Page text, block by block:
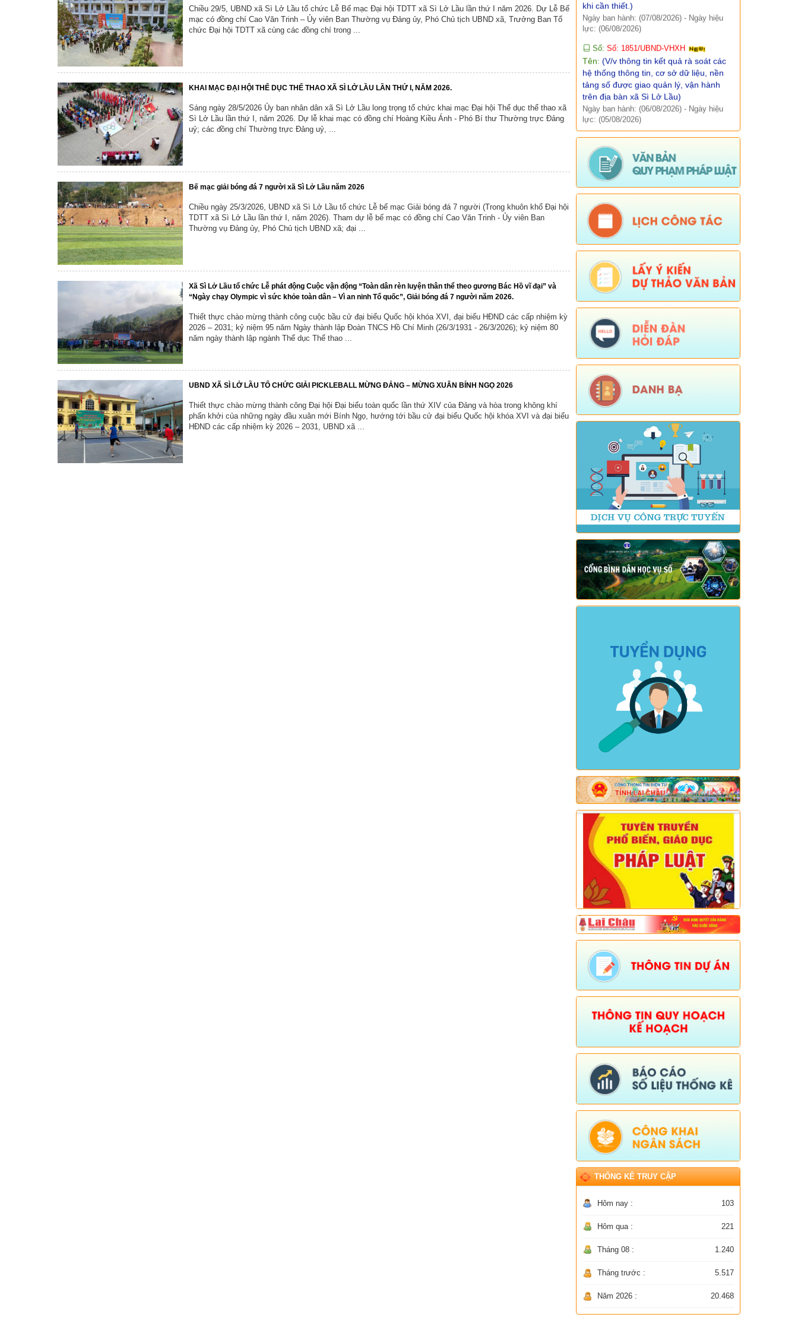
Tổ chức khác
Ban xây dựng đảng
Người tốt , việc tốt
Hoạt động của HĐND xã
Hoạt động của UBND xã
Chuyển đổi số và bình dân học vụ số
Thể thao
Chương trình công tác, giấy mời
UBND xã
UBND tỉnh Lai Châu
Chứng khoán Báo cáo, số liệu thống kê
Văn bản quy phạm pháp luật
Lịch công tác
Kết quả chương trình, đề tài khoa học
Chiều 29/5, UBND xã Sì Lở Lầu tổ chức Lễ Bế mạc Đại hội TDTT xã Sì Lở Lầu lần thứ I năm 2026. Dự Lễ Bế
mạc có đồng chí Cao Văn Trinh – Ủy viên Ban Thường vụ Đảng ủy, Phó Chủ tịch UBND xã, Trưởng Ban Tổ
chức Đại hội TDTT xã cùng các đồng chí trong ...
KHAI MẠC ĐẠI HỘI THỂ DỤC THỂ THAO XÃ SÌ LỞ LẦU LẦN THỨ I, NĂM 2026.
Sáng ngày 28/5/2026 Ủy ban nhân dân xã Sì Lở Lầu long trọng tổ chức khai mạc Đại hội Thể dục thể thao xã
Sì Lở Lầu lần thứ I, năm 2026. Dự lễ khai mạc có đồng chí Hoàng Kiều Ánh - Phó Bí thư Thường trực Đảng
uỷ; các đồng chí Thường trực Đảng uỷ, ...
Bế mạc giải bóng đá 7 người xã Sì Lở Lầu năm 2026
Chiều ngày 25/3/2026, UBND xã Sì Lở Lầu tổ chức Lễ bế mạc Giải bóng đá 7 người (Trong khuôn khổ Đại hội
TDTT xã Sì Lở Lầu lần thứ I, năm 2026). Tham dự lễ bế mạc có đồng chí Cao Văn Trinh - Ủy viên Ban
Thường vụ Đảng ủy, Phó Chủ tịch UBND xã; đại ...
Xã Sì Lở Lầu tổ chức Lễ phát động Cuộc vận động “Toàn dân rèn luyện thân thể theo gương Bác Hồ vĩ đại” và
“Ngày chạy Olympic vì sức khỏe toàn dân – Vì an ninh Tổ quốc”, Giải bóng đá 7 người năm 2026.
Thiết thực chào mừng thành công cuộc bầu cử đại biểu Quốc hội khóa XVI, đại biểu HĐND các cấp nhiệm kỳ
2026 – 2031; kỷ niệm 95 năm Ngày thành lập Đoàn TNCS Hồ Chí Minh (26/3/1931 - 26/3/2026); kỷ niệm 80
năm ngày thành lập ngành Thể dục Thể thao ...
UBND XÃ SÌ LỞ LẦU TỔ CHỨC GIẢI PICKLEBALL MỪNG ĐẢNG – MỪNG XUÂN BÍNH NGỌ 2026
Thiết thực chào mừng thành công Đại hội Đại biểu toàn quốc lần thứ XIV của Đảng và hòa trong không khí
phấn khởi của những ngày đầu xuân mới Bính Ngọ, hướng tới bầu cử đại biểu Quốc hội khóa XVI và đại biểu
HĐND các cấp nhiệm kỳ 2026 – 2031, UBND xã ...
lực: (06/08/2026)
Số:Số: 1851/UBND-VHXH
Tên: (V/v thông tin kết quả rà soát các
hệ thống thông tin, cơ sở dữ liệu, nền
tảng số được giao quản lý, vận hành
trên địa bàn xã Sì Lở Lầu)
Ngày ban hành: (06/08/2026) -Ngày hiệu
lực: (05/08/2026)
Số:Số: 511/QĐ-BBT
Tên: (QUYẾT ĐỊNH Về việc ban hành
Quy chế tổ chức và hoạt động của
Trang thông tin điện tử xã Sì Lở Lầu)
Ngày ban hành: (06/08/2026)
Ngày hiệu
lực: (05/08/2026)
Số:Số:1844 /KH-UBND
Tên:(KẾ HOẠCH Truyền thông hưởng
ứng Tuần lễ Thế giới Nuôi con bằng
sữa mẹ năm 2026)
Ngày ban hành: (05/08/2026)
lực: (05/08/2026)
Số: Số:1840 /UBND-KT
Tên:(V/v rà soát đối tượng để thực hiện
chính sách về đất đai quy định tại Điều
16 và khoản 3 Điều 124 Luật Đất đai)
Ngày ban hành: (05/08/2026)
lực: (04/08/2026)
Tên:(Mời dự Hội nghị Báo cáo viên cấp
tỉnh thá)
Ngày ban hành: (05/08/2026)
Số:Số: 1836/UBND-VP
Tên:(V/v triển khai thực hiện Nghị định
số 265/2026/NĐ-CP và Nghị định số
266/2026/NĐ-CP của Chính phủ về tiết
kiệm, chống lãng phí.)
Ngày ban hành: (05/08/2026) -Ngày hiệu
lực: (04/08/2026)
Số: Số: 1839/KH-UBND
Tên:(KẾ HOẠCH Công tác phổ biến,
giáo dục pháp luật 6 tháng cuối năm
2026 trên địa bàn xã Sì Lở Lầu)
Ngày ban hành: (05/08/2026) - Ngày hiệu
lực: (04/08/2026)
Số:Số: 1721/KH-UBND
Tên:(KẾ HOẠCH Tổ chức Hội nghị tổng
kết năm học 2025-2026, triển khai
Số: 1805/KH-UBND
(KẾ HOẠCH Thực hiện cao điểm
tuyên truyền, vận động và hỗ trợ Nhân
dân thu nhận, kích hoạt tài khoản định
danh điện tử mức độ 2, tích hợp sổ sức
khoẻ điện tử, tài khoản an sinh xã hội
trên địa bàn xã Sì Lở Lầu)
Ngày ban hành: (04/08/2026)
lực: (03/08/2026)
THỐNG KÊ TRUY CẬP
Hôm nay : 103
Hôm qua : 221
Tháng 08 : 1.240
Tháng trước : 5.517
Năm 2026 : 20.468